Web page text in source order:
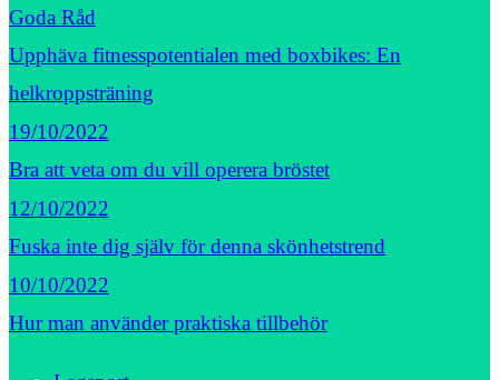
Goda Råd
Upphäva fitnesspotentialen med boxbikes: En
helkroppsträning
19/10/2022
Bra att veta om du vill operera bröstet
12/10/2022
Fuska inte dig själv för denna skönhetstrend
10/10/2022
Hur man använder praktiska tillbehör